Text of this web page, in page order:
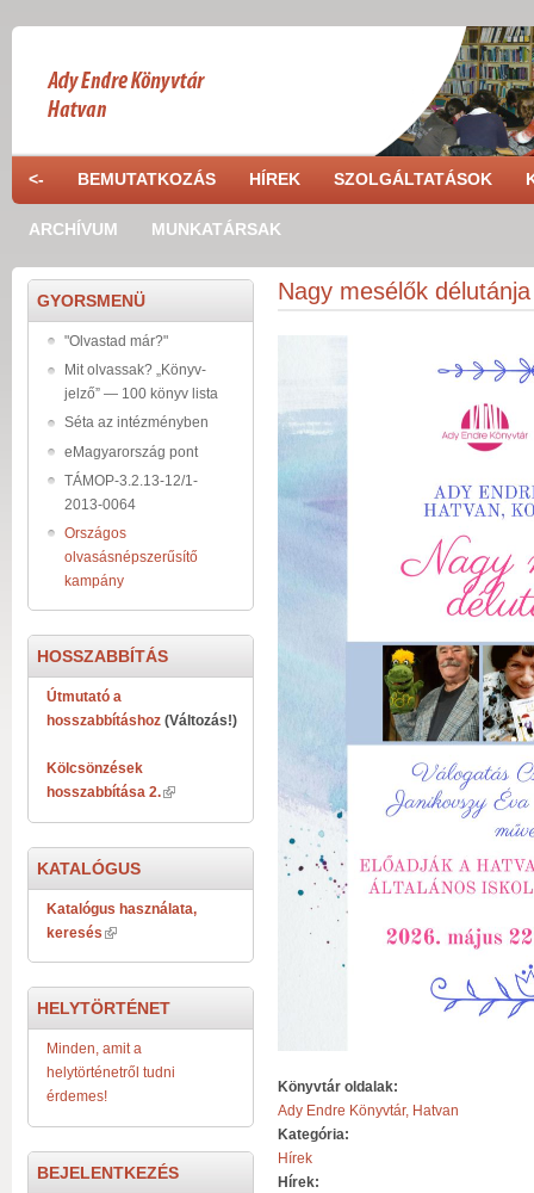
<- BEMUTATKOZÁS HÍREK SZOLGÁLTATÁSOK
ARCHÍVUM MUNKATÁRSAK
Nagy mesélők délutánja
Könyvtár oldalak:
Ady Endre Könyvtár, Hatvan
Kategória:
Hírek
Hírek:
GYORSMENÜ
"Olvastad már?"
Mit olvassak? „Könyv-
jelző” — 100 könyv lista
Séta az intézményben
eMagyarország pont
TÁMOP-3.2.13-12/1-
2013-0064
Országos
olvasásnépszerűsítő
kampány
HOSSZABBÍTÁS
Útmutató a
hosszabbításhoz (Változás!)
Kölcsönzések
hosszabbítása 2.
KATALÓGUS
Katalógus használata,
keresés
HELYTÖRTÉNET
Minden, amit a
helytörténetről tudni
érdemes!
BEJELENTKEZÉS